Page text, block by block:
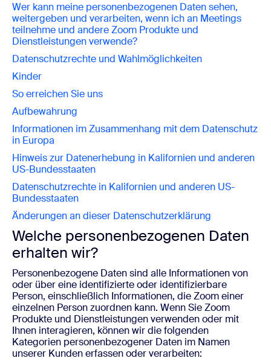
Wer kann meine personenbezogenen Daten sehen,
weitergeben und verarbeiten, wenn ich an Meetings
teilnehme und andere Zoom Produkte und
Dienstleistungen verwende?
Datenschutzrechte und Wahlmöglichkeiten
Kinder
So erreichen Sie uns
Aufbewahrung
Informationen im Zusammenhang mit dem Datenschutz
in Europa
Hinweis zur Datenerhebung in Kalifornien und anderen
US-Bundesstaaten
Datenschutzrechte in Kalifornien und anderen US-
Bundesstaaten
Änderungen an dieser Datenschutzerklärung
Welche personenbezogenen Daten
erhalten wir?
Personenbezogene Daten sind alle Informationen von
oder über eine identifizierte oder identifizierbare
Person, einschließlich Informationen, die Zoom einer
einzelnen Person zuordnen kann. Wenn Sie Zoom
Produkte und Dienstleistungen verwenden oder mit
Ihnen interagieren, können wir die folgenden
Kategorien personenbezogener Daten im Namen
unserer Kunden erfassen oder verarbeiten: